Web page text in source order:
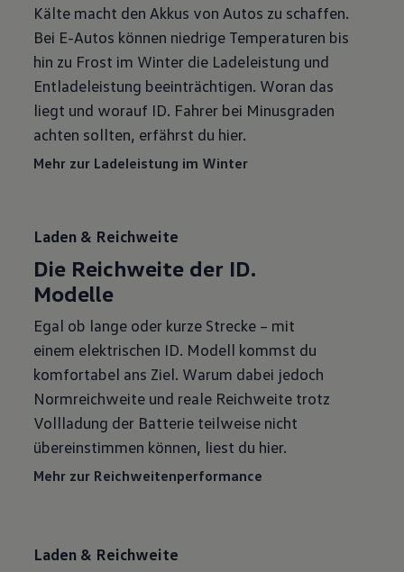
Kälte macht den Akkus von Autos zu schaffen.
Bei E-Autos können niedrige Temperaturen bis
hin zu Frost im Winter die Ladeleistung und
Entladeleistung beeinträchtigen. Woran das
liegt und worauf ID. Fahrer bei Minusgraden
achten sollten, erfährst du hier.
Mehr zur Ladeleistung im Winter
Laden & Reichweite
Die Reichweite der ID.
Modelle
Egal ob lange oder kurze Strecke – mit
einem elektrischen ID. Modell kommst du
komfortabel ans Ziel. Warum dabei jedoch
Normreichweite und reale Reichweite trotz
Vollladung der Batterie teilweise nicht
übereinstimmen können, liest du hier.
Mehr zur Reichweitenperformance
Laden & Reichweite